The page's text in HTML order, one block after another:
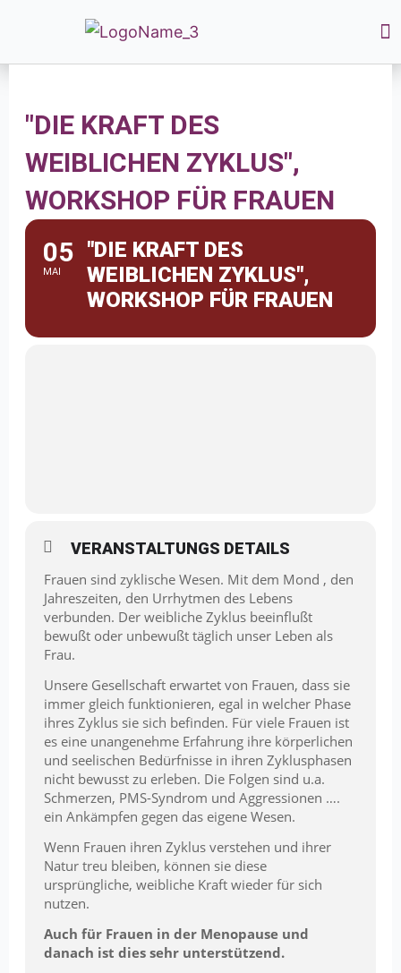
"DIE KRAFT DES
WEIBLICHEN ZYKLUS",
WORKSHOP FÜR FRAUEN
05
MAI
"DIE KRAFT DES
WEIBLICHEN ZYKLUS",
WORKSHOP FÜR FRAUEN
VERANSTALTUNGS DETAILS
Frauen sind zyklische Wesen. Mit dem Mond , den
Jahreszeiten, den Urrhytmen des Lebens
verbunden. Der weibliche Zyklus beeinflußt
bewußt oder unbewußt täglich unser Leben als
Frau.
Unsere Gesellschaft erwartet von Frauen, dass sie
immer gleich funktionieren, egal in welcher Phase
ihres Zyklus sie sich befinden. Für viele Frauen ist
es eine unangenehme Erfahrung ihre körperlichen
und seelischen Bedürfnisse in ihren Zyklusphasen
nicht bewusst zu erleben. Die Folgen sind u.a.
Schmerzen, PMS-Syndrom und Aggressionen ….
ein Ankämpfen gegen das eigene Wesen.
Wenn Frauen ihren Zyklus verstehen und ihrer
Natur treu bleiben, können sie diese
ursprüngliche, weibliche Kraft wieder für sich
nutzen.
Auch für Frauen in der Menopause und
danach ist dies sehr unterstützend.